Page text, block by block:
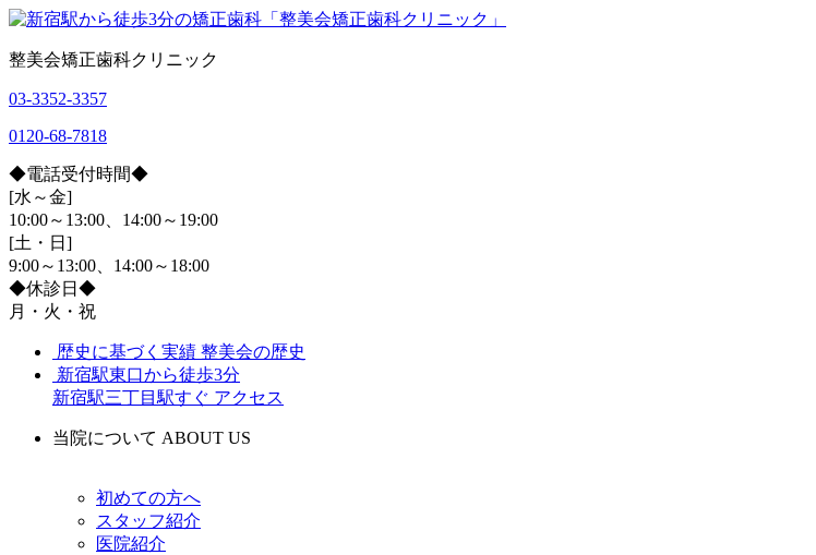
整美会矯正歯科クリニック
03-3352-3357
0120-68-7818
◆電話受付時間◆
[水～金]
10:00～13:00、14:00～19:00
[土・日]
9:00～13:00、14:00～18:00
◆休診日◆
月・火・祝
歴史に基づく実績 整美会の歴史
新宿駅東口から徒歩3分
新宿駅三丁目駅すぐ アクセス
当院について ABOUT US
初めての方へ
スタッフ紹介
医院紹介